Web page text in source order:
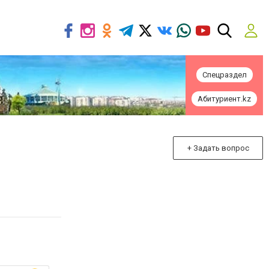
Спецраздел
Абитуриент.kz
+ Задать вопрос